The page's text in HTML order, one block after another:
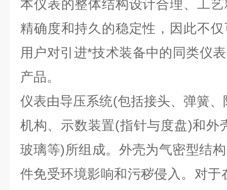
本仪表的整体结构设计合理、工
精确度和持久的稳定性，因此不
用户对引进*技术装备中的同类仪
产品。
仪表由导压系统(包括接头、弹簧
机构、示数装置(指针与度盘)和外
玻璃等)所组成。外壳为气密型结
件免受环境影响和污秽侵入。对